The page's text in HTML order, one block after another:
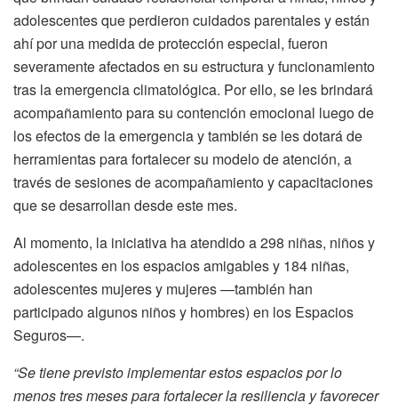
adolescentes que perdieron cuidados parentales y están
ahí por una medida de protección especial, fueron
severamente afectados en su estructura y funcionamiento
tras la emergencia climatológica. Por ello, se les brindará
acompañamiento para su contención emocional luego de
los efectos de la emergencia y también se les dotará de
herramientas para fortalecer su modelo de atención, a
través de sesiones de acompañamiento y capacitaciones
que se desarrollan desde este mes.
Al momento, la iniciativa ha atendido a 298 niñas, niños y
adolescentes en los espacios amigables y 184 niñas,
adolescentes mujeres y mujeres —también han
participado algunos niños y hombres) en los Espacios
Seguros—.
“Se tiene previsto implementar estos espacios por lo
menos tres meses para fortalecer la resiliencia y favorecer